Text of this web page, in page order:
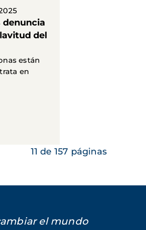
denuncia
del
están
en
11 de 157 páginas
el mundo